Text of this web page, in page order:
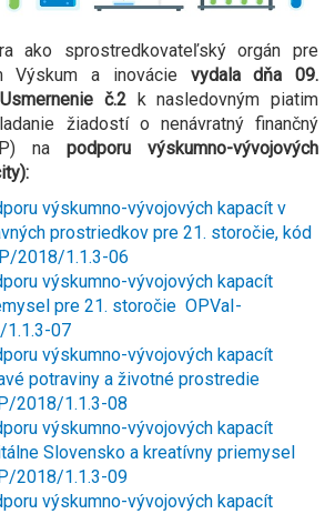
ako sprostredkovateľský orgán pre
Výskum a inovácie vydala dňa 09.
č.2
k nasledovným piatim
žiadostí o nenávratný finančný
na podporu výskumno-vývojových
výskumno-vývojových kapacít v
prostriedkov pre 21. storočie, kód
2018/1.1.3-06
výskumno-vývojových kapacít
pre 21. storočie OPVaI-
07
výskumno-vývojových kapacít
potraviny a životné prostredie
2018/1.1.3-08
výskumno-vývojových kapacít
Slovensko a kreatívny priemysel
2018/1.1.3-09
výskumno-vývojových kapacít